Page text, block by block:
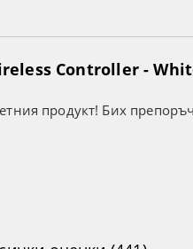
Controller -
продукт! Бих